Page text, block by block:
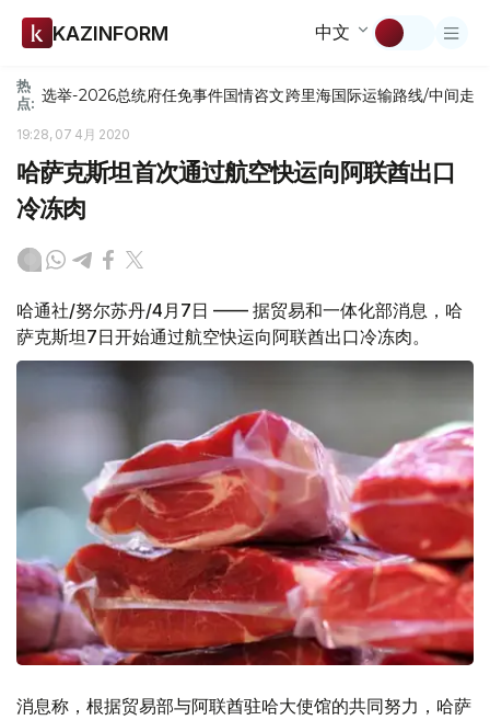
KAZINFORM 中文
热
点: 选举-2026总统府任免事件国情咨文跨里海国际运输路线/中间走廊
19:28, 07 4月 2020
哈萨克斯坦首次通过航空快运向阿联酋出口
冷冻肉
哈通社/努尔苏丹/4月7日 —— 据贸易和一体化部消息，哈
萨克斯坦7日开始通过航空快运向阿联酋出口冷冻肉。
消息称，根据贸易部与阿联酋驻哈大使馆的共同努力，哈萨